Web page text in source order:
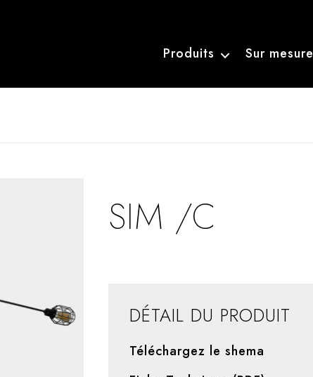
Produits Sur mesure
SIM /C
DÉTAIL DU PRODUIT
Téléchargez le shema